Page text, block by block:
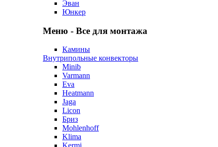
Эван
Юнкер
Меню - Все для монтажа
Камины
Внутрипольные конвекторы
Minib
Varmann
Eva
Heatmann
Jaga
Licon
Бриз
Mohlenhoff
Klima